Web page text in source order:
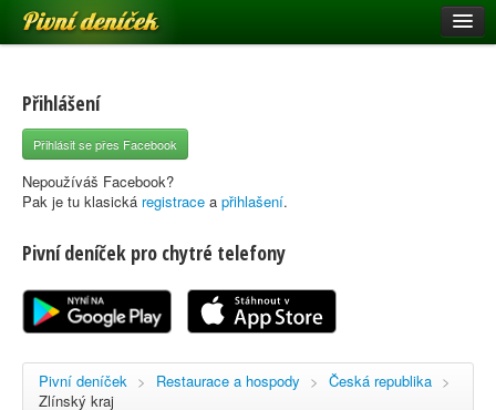
Pivní deníček
Pivní mapa
Pivní značky
Nápověda
Registrace
Přihlášení
Přihlásit se přes Facebook
Nepoužíváš Facebook?
Pak je tu klasická registrace a přihlašení.
Pivní deníček pro chytré telefony
Pivní deníček > Restaurace a hospody > Česká republika >
Zlínský kraj